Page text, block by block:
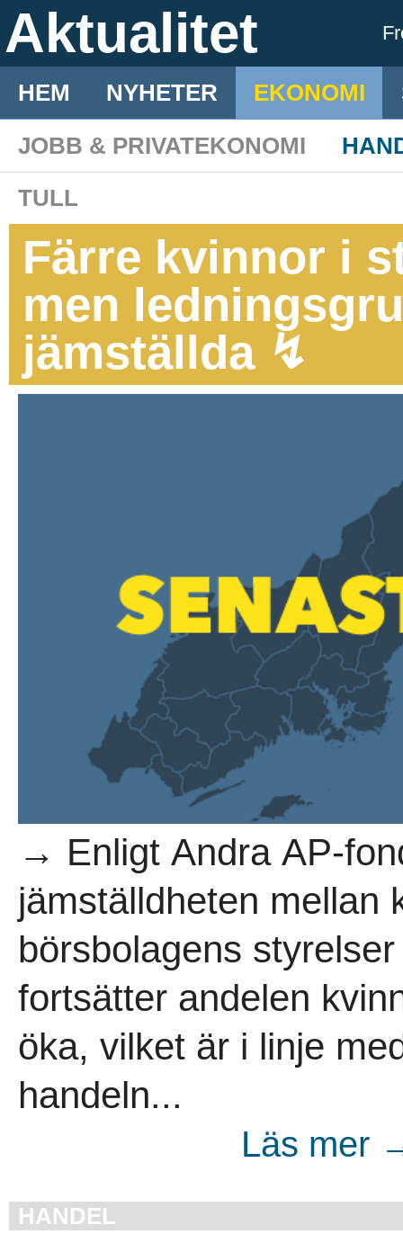
Aktualitet
HEM NYHETER EKONOMI
JOBB & PRIVATEKONOMI
TULL
Färre kvinnor i
men
jämställda ↯
→ Enligt Andra AP-
jämställdheten mellan
börsbolagens
fortsätter andelen
öka, vilket är i linje
handeln...
Läs mer
HANDEL